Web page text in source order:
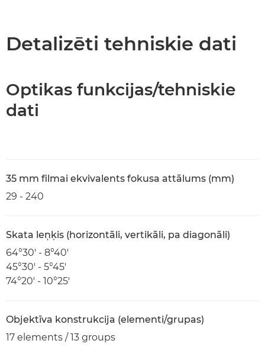
Detalizēti tehniskie dati
Optikas funkcijas/tehniskie
dati
35 mm filmai ekvivalents fokusa attālums (mm)
29 - 240
Skata leņķis (horizontāli, vertikāli, pa diagonāli)
64°30′ - 8°40′
45°30′ - 5°45′
74°20′ - 10°25′
Objektīva konstrukcija (elementi/grupas)
17 elements / 13 groups